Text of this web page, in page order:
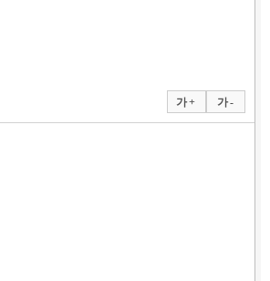
가 + 가 -